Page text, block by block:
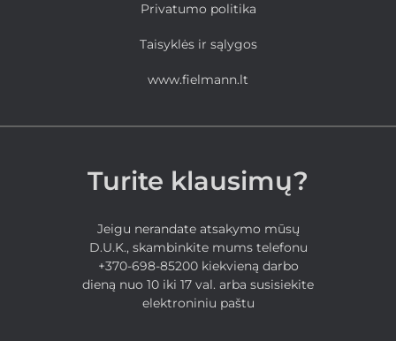
Privatumo politika
Taisyklės ir sąlygos
www.fielmann.lt
Turite klausimų?
Jeigu nerandate atsakymo mūsų
D.U.K., skambinkite mums telefonu
+370-698-85200 kiekvieną darbo
dieną nuo 10 iki 17 val. arba susisiekite
elektroniniu paštu